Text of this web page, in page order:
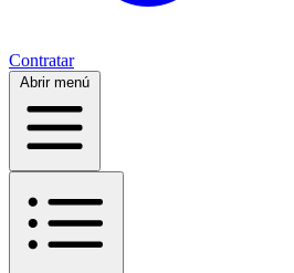
Contratar
Abrir menú